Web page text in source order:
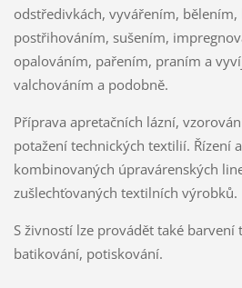
odstředivkách, vyvářením, bělením,
postřihováním, sušením,
opalováním, pařením, praním a
valchováním a podobně.
Příprava apretačních lázní,
potažení technických textilií. Řízení
kombinovaných úpravárenských
zušlechťovaných textilních výrobků.
S živností lze provádět také
batikování, potiskování.